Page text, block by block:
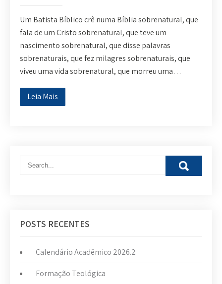
Um Batista Bíblico crê numa Bíblia sobrenatural, que
fala de um Cristo sobrenatural, que teve um
nascimento sobrenatural, que disse palavras
sobrenaturais, que fez milagres sobrenaturais, que
viveu uma vida sobrenatural, que morreu uma…
Leia Mais
POSTS RECENTES
Calendário Acadêmico 2026.2
Formação Teológica